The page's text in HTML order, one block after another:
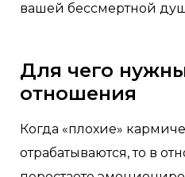
вашей бессмертной
Для чего
отношения
Когда «плохие»
отрабатываются, то в